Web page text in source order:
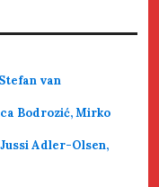
van
Bodrozić, Mirko
Adler-Olsen,